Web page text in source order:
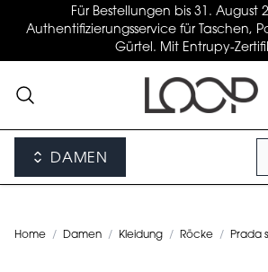
Für Bestellungen bis 31. August
Authentifizierungsservice für Taschen,
Gürtel. Mit Entrupy-
DAMEN
Home / Damen / Kleidung / Röcke / Prada